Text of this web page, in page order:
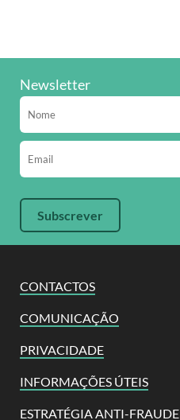
CONTACTOS
COMUNICAÇÃO
PRIVACIDADE
INFORMAÇÕES ÚTEIS
ESTRATÉGIA ANTI-FRAUDE
Newsletter